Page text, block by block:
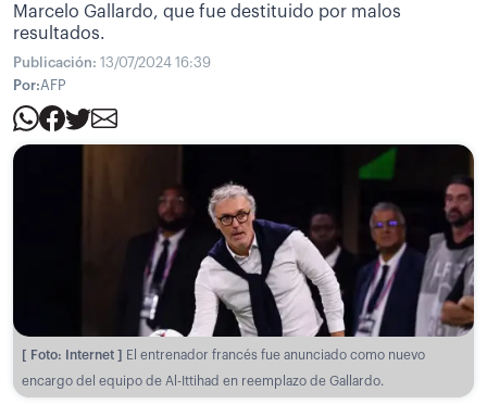
Marcelo Gallardo, que fue destituido por malos
resultados.
Publicación: 13/07/2024 16:39
Por:AFP
[ Foto: Internet ]
El entrenador francés fue anunciado como nuevo
encargo del equipo de Al-Ittihad en reemplazo de Gallardo.